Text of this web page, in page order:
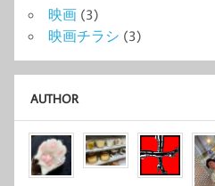
映画 (3)
映画チラシ (3)
AUTHOR